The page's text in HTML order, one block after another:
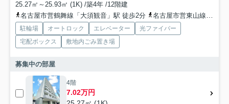
25.27㎡～25.93㎡ (1K) /築4年 /12階建
名古屋市営鶴舞線「大須観音」駅 徒歩2分
名古屋市営東山線「伏見」駅 徒歩11分
駐輪場 オートロック エレベーター
光ファイバー
宅配ボックス
敷地内ごみ置き場
募集中の部屋
4階
7.02万円